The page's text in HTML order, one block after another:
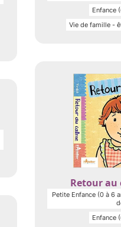
Enfance
Vie de famille -
Retour au
Petite Enfance (0 à 6
Enfance